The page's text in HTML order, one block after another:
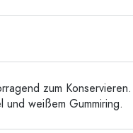
Aluminiumflaschen
zum Konservieren.
weißem Gummiring.